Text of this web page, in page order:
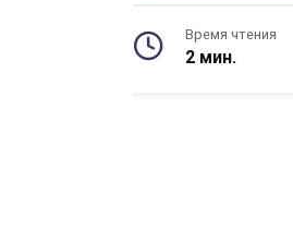
Время чтения
2 мин.